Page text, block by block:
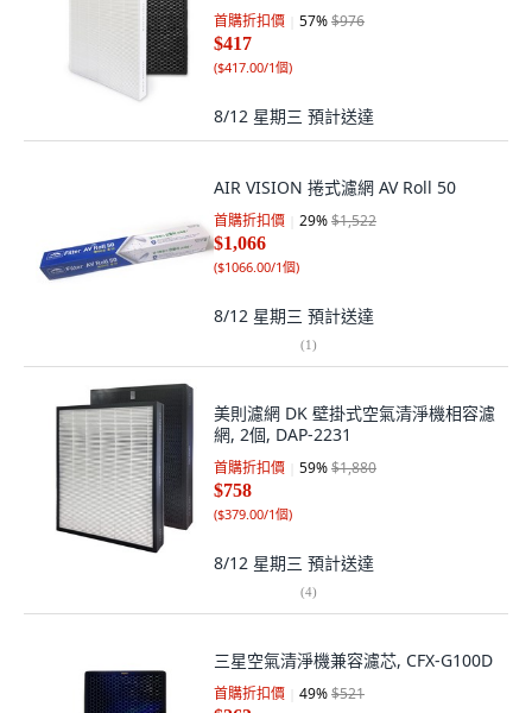
首購折扣價 57%$976
$417
($417.00/1個)
8/12 星期三 預計送達
AIR VISION 捲式濾網 AV Roll 50
首購折扣價 29%$1,522
$1,066
($1066.00/1個)
8/12 星期三 預計送達
(1)
美則濾網 DK 壁掛式空氣清淨機相容濾
網, 2個, DAP-2231
首購折扣價 59%$1,880
$758
($379.00/1個)
8/12 星期三 預計送達
(4)
三星空氣清淨機兼容濾芯, CFX-G100D
首購折扣價 49%$521